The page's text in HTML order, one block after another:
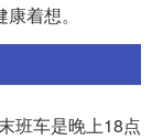
着想。
班车是晚上18点